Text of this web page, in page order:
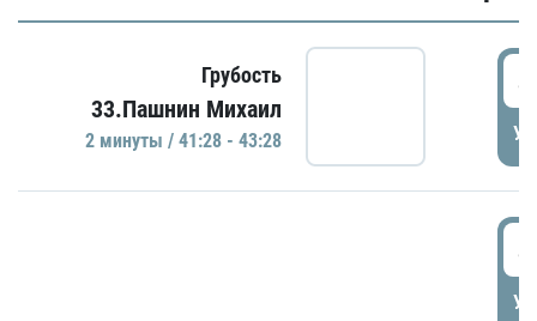
Грубость
33.Пашнин Михаил
2 минуты / 41:28 - 43:28